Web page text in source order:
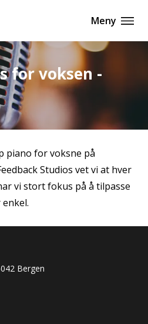
Meny
for voksen -
piano for voksne på
Studios vet vi at hver
vi stort fokus på å tilpasse
Bergen